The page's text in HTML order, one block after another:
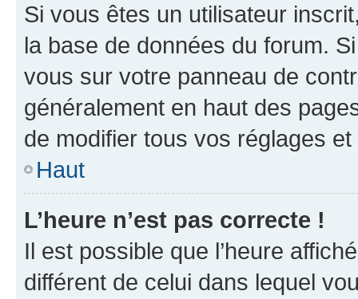
Si vous êtes un utilisateur
la base de données du forum.
vous sur votre panneau de
généralement en haut des
de modifier tous vos réglages
Haut
L’heure n’est pas correcte !
Il est possible que l’heure
différent de celui dans lequel